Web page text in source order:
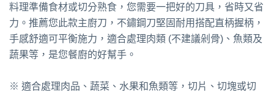
料理準備食材或切分熟食，您需要一把好的刀具，省時又省
力。推薦您此款主廚刀，不鏽鋼刀堅固耐用搭配直柄握柄，
手感舒適可平衡施力，適合處理肉類 (不建議剁骨)、魚類及
蔬果等，是您餐廚的好幫手。
※ 適合處理肉品、蔬菜、水果和魚類等，切片、切塊或切